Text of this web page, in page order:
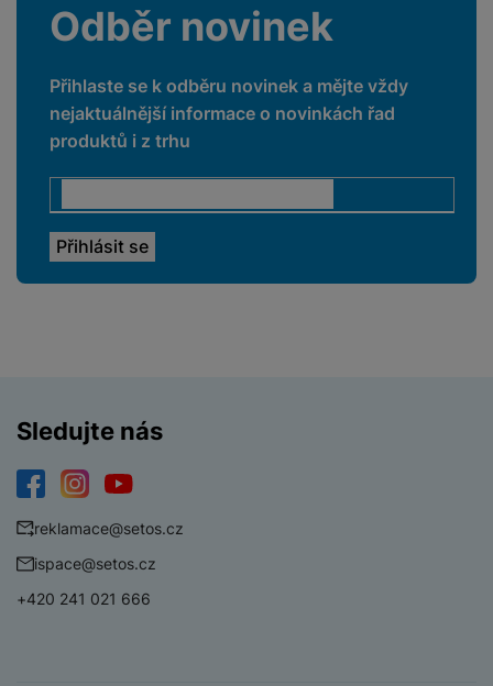
Odběr novinek
Přihlaste se k odběru novinek a mějte vždy
nejaktuálnější informace o novinkách řad
produktů i z trhu
Sledujte nás
reklamace@setos.cz
ispace@setos.cz
+420 241 021 666